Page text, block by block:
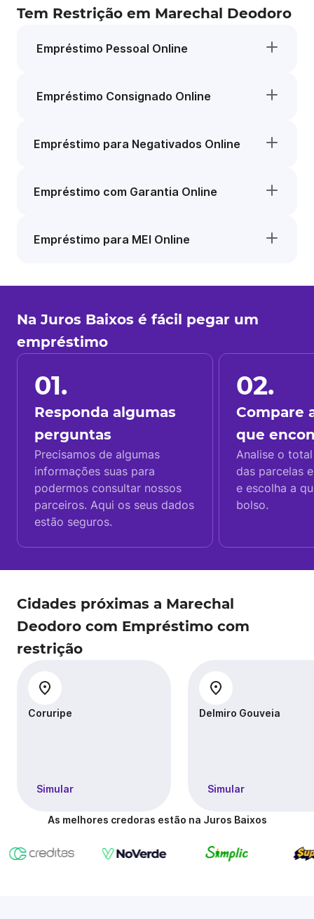
Tem Restrição em Marechal Deodoro
Empréstimo Pessoal Online
Empréstimo Consignado Online
Empréstimo para Negativados Online
Empréstimo com Garantia Online
Empréstimo para MEI Online
Na Juros Baixos é fácil pegar um
empréstimo
01.
Responda algumas
perguntas
Precisamos de algumas
informações suas para
podermos consultar nossos
parceiros. Aqui os seus dados
estão seguros.
02.
Compare
que
Analise o
das parcelas
e escolha a
bolso.
Cidades próximas a Marechal
Deodoro com Empréstimo com
restrição
Coruripe
Simular
Delmiro Gouveia
Simular
As melhores credoras estão na Juros Baixos